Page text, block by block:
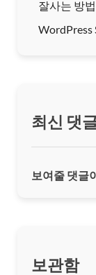
잘사는 방법
WordPress
최신 댓
보여줄 댓글
보관함